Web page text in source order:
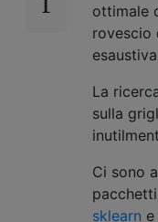
ottimale
rovescio
La
sulla
Ci sono
sklearn e